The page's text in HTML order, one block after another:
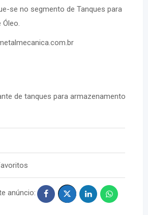
se no segmento de Tanques para
de tanques para armazenamento
anúncio: